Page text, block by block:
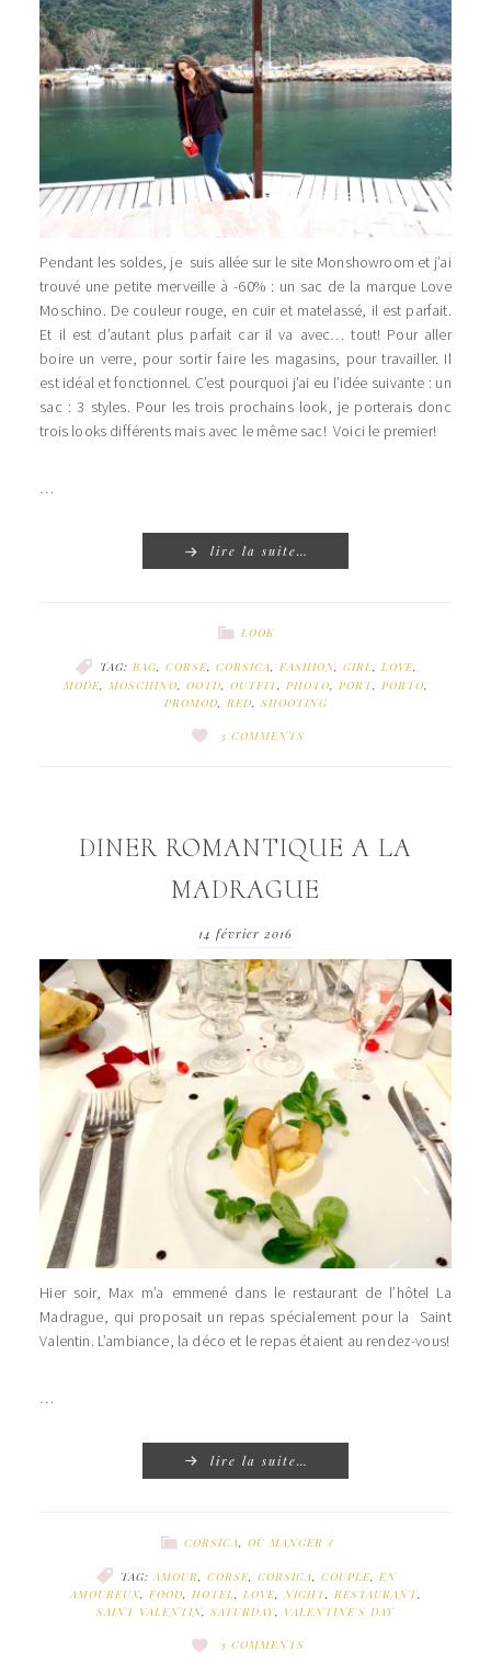
Pendant les soldes, je suis allée sur le site Monshowroom et j’ai
trouvé une petite merveille à -60% : un sac de la marque Love
Moschino. De couleur rouge, en cuir et matelassé, il est parfait.
Et il est d’autant plus parfait car il va avec… tout! Pour aller
boire un verre, pour sortir faire les magasins, pour travailler. Il
est idéal et fonctionnel. C’est pourquoi j’ai eu l’idée suivante : un
sac : 3 styles. Pour les trois prochains look, je porterais donc
trois looks différents mais avec le même sac! Voici le premier!
…
lire la suite…
LOOK
TAG: BAG, CORSE, CORSICA, FASHION, GIRL, LOVE,
MODE, MOSCHINO, OOTD, OUTFIT, PHOTO, PORT, PORTO,
PROMOD, RED, SHOOTING
3 COMMENTS
DINER ROMANTIQUE A LA
MADRAGUE
14 février 2016
Hier soir, Max m’a emmené dans le restaurant de l’hôtel La
Madrague, qui proposait un repas spécialement pour la Saint
Valentin. L’ambiance, la déco et le repas étaient au rendez-vous!
…
lire la suite…
CORSICA OÙ MANGER ?
TAG: AMOUR CORSE, CORSICA COUPLE, EN
AMOUREUX, FOOD, HOTEL, LOVE,NIGHT, RESTAURANT,
SAINT VALENTIN, SATURDAY, VALENTINE'S DAY
3 COMMENTS